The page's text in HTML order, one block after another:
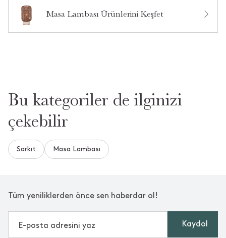
Ürün Hakkında Soru Sor
Masa Lambası Ürünlerini Keşfet
Bu kategoriler de ilginizi
çekebilir
Sarkıt Masa Lambası
Tüm yeniliklerden önce sen haberdar ol!
Kaydol